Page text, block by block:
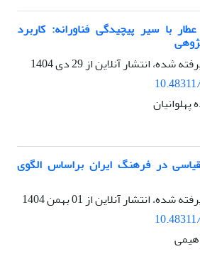
با سیر پیچیدگی فناورانه: کاربرد
شده، انتشار آنلاین از29 دی 1404
در فرهنگ ایران براساس الگوی
شده، انتشار آنلاین از01 بهمن 1404